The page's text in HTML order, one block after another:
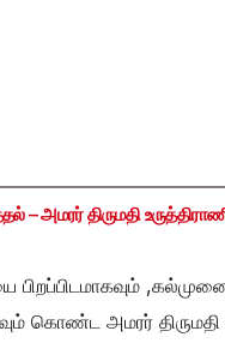
– அமரர் திருமதி
பிறப்பிடமாகவும்
கொண்ட அமரர் திருமதி